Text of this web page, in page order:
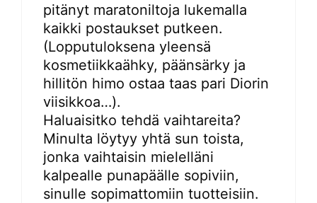
pitänyt maratoniltoja lukemalla
kaikki postaukset putkeen.
(Lopputuloksena yleensä
kosmetiikkaähky, päänsärky ja
hillitön himo ostaa taas pari Diorin
viisikkoa…).
Haluaisitko tehdä vaihtareita?
Minulta löytyy yhtä sun toista,
jonka vaihtaisin mielelläni
kalpealle punapäälle sopiviin,
sinulle sopimattomiin tuotteisiin.